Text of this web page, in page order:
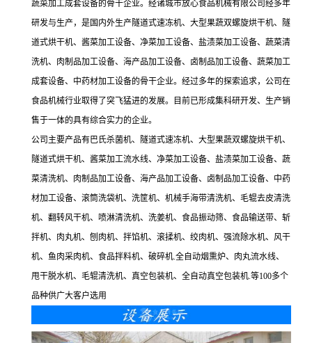
蔬菜加工成套设备的骨干企业。经诸城市放心食品机械有限公司经多年
研发与生产，是国内外生产隧道式速冻机、大型果蔬双螺旋烘干机、隧
道式烘干机、酱菜加工设备、净菜加工设备、盐渍菜加工设备、蔬菜清
洗机、肉制品加工设备、海产品加工设备、卤制品加工设备、蔬菜加工
成套设备、中药材加工设备的骨干企业。经过多年的探索追求，公司在
食品机械行业取得了突飞猛进的发展。目前已形成集科研开发、生产销
售于一体的具有综合实力的企业。
公司主要产品有巴氏杀菌机、隧道式速冻机、大型果蔬双螺旋烘干机、
隧道式烘干机、酱菜加工流水线、净菜加工设备、盐渍菜加工设备、蔬
菜清洗机、肉制品加工设备、海产品加工设备、卤制品加工设备、中药
材加工设备、滚筒洗袋机、洗筐机、机械手海带清洗机、毛辊去皮清洗
机、翻转风干机、喷淋清洗机、洗姜机、食品振动筛、食品输送带、斩
拌机、肉丸机、刨肉机、拌馅机、滚揉机、绞肉机、强流除水机、风干
机、鱼肉采肉机、食品拌料机、破碎机.全自动烟熏炉、肉丸流水线、
甩干脱水机、毛辊清洗机、真空包装机、全自动真空包装机.等100多个
品种供广大客户选用